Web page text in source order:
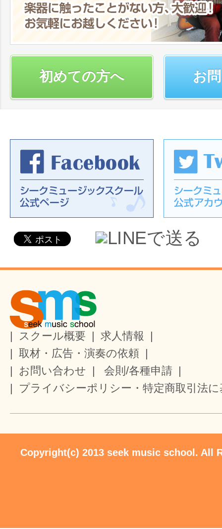
初めての方へ お
| スクール概要 | 求人情報
|
| 取材・広告・演奏の依頼 |
| お問い合わせ | 会則/各種申請 |
|
プライバシーポリシー・特定商取引法
Copyright(c) 2013 seek music school. All